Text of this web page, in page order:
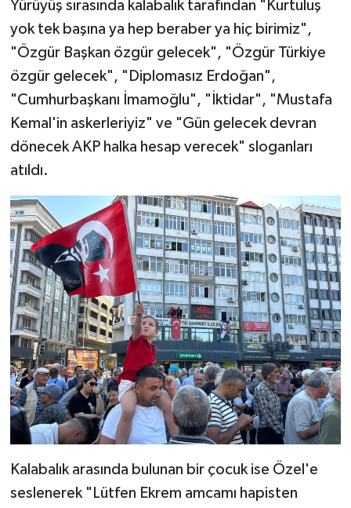
Yürüyüş sırasında kalabalık tarafından "Kurtuluş
yok tek başına ya hep beraber ya hiç birimiz",
"Özgür Başkan özgür gelecek", "Özgür Türkiye
özgür gelecek", "Diplomasız Erdoğan",
"Cumhurbaşkanı İmamoğlu", "İktidar", "Mustafa
Kemal'in askerleriyiz" ve "Gün gelecek devran
dönecek AKP halka hesap verecek" sloganları
atıldı.
Kalabalık arasında bulunan bir çocuk ise Özel'e
seslenerek "Lütfen Ekrem amcamı hapisten